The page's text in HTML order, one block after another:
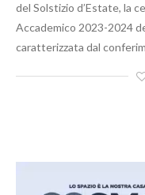
del Solstizio d’Estate, la
Accademico 2023-2024
caratterizzata dal